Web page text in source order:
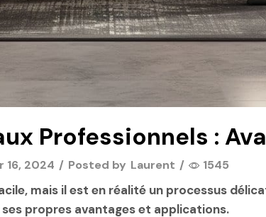
Professionnels :
16, 2024 / Posted by Laurent / 1545
mais il est en réalité un processus
propres avantages et applications.